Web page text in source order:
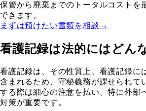
保管から廃棄までのトータルコストを
できます。
まずは預けたい書類を相談→
看護記録は法的にはどん
看護記録は、その性質上、看護記録に
含まれるため、守秘義務が課せられて
する際は細心の注意を払い、特に外部
対策が重要です。